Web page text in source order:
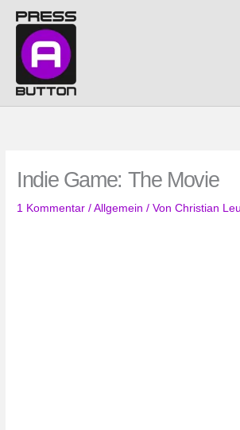
Inhalt
springen
Indie Game: The Movie
1 Kommentar /Allgemein / VonChristian